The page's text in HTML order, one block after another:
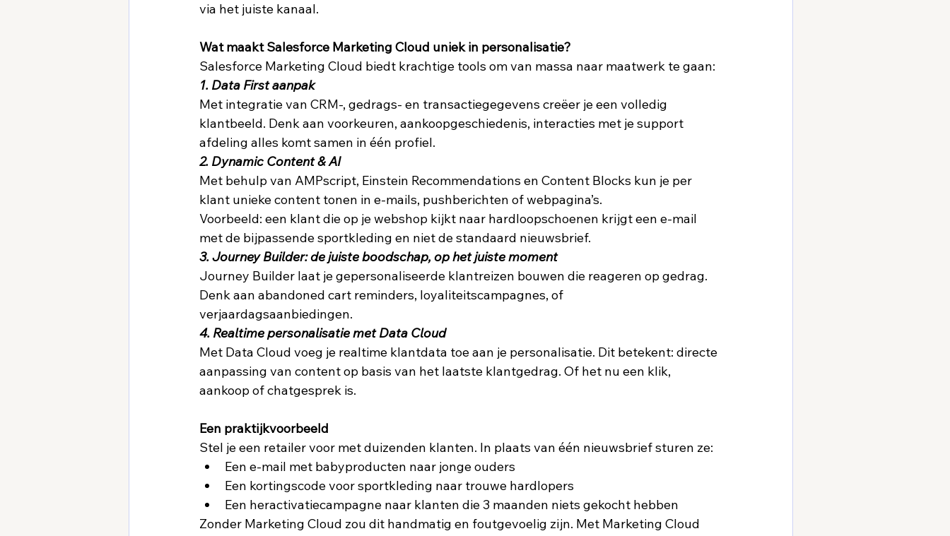
via het juiste kanaal.
Wat maakt Salesforce Marketing Cloud uniek in personalisatie?
Salesforce Marketing Cloud biedt krachtige tools om van massa naar maatwerk te gaan:
1. Data First aanpak
Met integratie van CRM-, gedrags- en transactiegegevens creëer je een volledig
klantbeeld. Denk aan voorkeuren, aankoopgeschiedenis, interacties met je support
afdeling alles komt samen in één profiel.
2. Dynamic Content & AI
Met behulp van AMPscript, Einstein Recommendations en Content Blocks kun je per
klant unieke content tonen in e-mails, pushberichten of webpagina’s.
Voorbeeld: een klant die op je webshop kijkt naar hardloopschoenen krijgt een e-mail
met de bijpassende sportkleding en niet de standaard nieuwsbrief.
3. Journey Builder: de juiste boodschap, op het juiste moment
Journey Builder laat je gepersonaliseerde klantreizen bouwen die reageren op gedrag.
Denk aan abandoned cart reminders, loyaliteitscampagnes, of
verjaardagsaanbiedingen.
4. Realtime personalisatie met Data Cloud
Met Data Cloud voeg je realtime klantdata toe aan je personalisatie. Dit betekent: directe
aanpassing van content op basis van het laatste klantgedrag. Of het nu een klik,
aankoop of chatgesprek is.
Een praktijkvoorbeeld
Stel je een retailer voor met duizenden klanten. In plaats van één nieuwsbrief sturen ze:
Een e-mail met babyproducten naar jonge ouders
Een kortingscode voor sportkleding naar trouwe hardlopers
Een heractivatiecampagne naar klanten die 3 maanden niets gekocht hebben
Zonder Marketing Cloud zou dit handmatig en foutgevoelig zijn. Met Marketing Cloud